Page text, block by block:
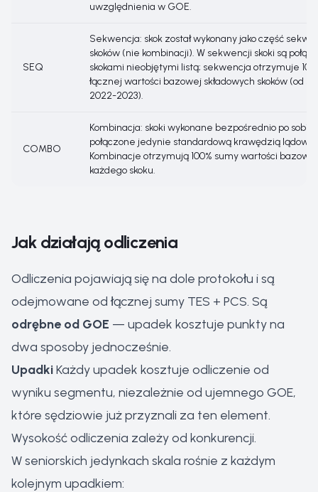
uwzględnienia w GOE.
SEQ
Sekwencja: skok został wykonany jako część
skoków (nie kombinacji). W sekwencji skoki są
skokami nieobjętymi listą; sekwencja otrzymuje
łącznej wartości bazowej składowych skoków (od
2022-2023).
COMBO
Kombinacja: skoki wykonane bezpośrednio po sobie,
połączone jedynie standardową krawędzią
Kombinacje otrzymują 100% sumy wartości bazowej
każdego skoku.
Jak działają odliczenia
Odliczenia pojawiają się na dole protokołu i są
odejmowane od łącznej sumy TES + PCS. Są
odrębne od GOE — upadek kosztuje punkty na
dwa sposoby jednocześnie.
UpadkiKażdy upadek kosztuje odliczenie od
wyniku segmentu, niezależnie od ujemnego GOE,
które sędziowie już przyznali za ten element.
Wysokość odliczenia zależy od konkurencji.
W seniorskich jedynkach skala rośnie z każdym
kolejnym upadkiem: